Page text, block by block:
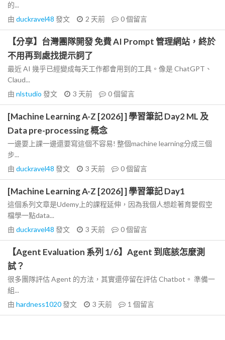
的...
由 duckravel48 發文 2 天前 0個留言
【分享】台灣團隊開發 免費 AI Prompt 管理網站，終於
不用再到處找提示詞了
最近 AI 幾乎已經變成每天工作都會用到的工具。像是 ChatGPT、
Claud...
由 nlstudio 發文 3 天前 0個留言
[Machine Learning A-Z [2026] ] 學習筆記 Day2 ML 及
Data pre-processing 概念
一邊要上課一邊還要寫這個不容易! 整個machine learning分成三個
步...
由 duckravel48 發文 3 天前 0個留言
[Machine Learning A-Z [2026] ] 學習筆記 Day1
這個系列文章是Udemy上的課程延伸，因為我個人想趁著育嬰假空
檔學一點data...
由 duckravel48 發文 3 天前 0個留言
【Agent Evaluation 系列 1/6】Agent 到底該怎麼測
試？
很多團隊評估 Agent 的方法，其實還停留在評估 Chatbot。 準備一
組...
由 hardness1020發文 3 天前 1 個留言